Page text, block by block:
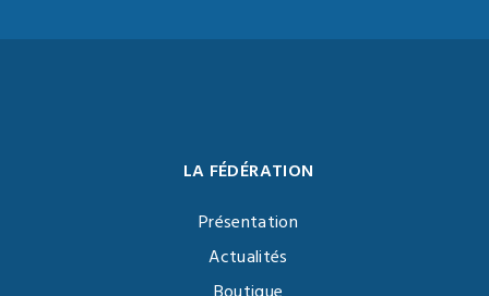
LA FÉDÉRATION
Présentation
Actualités